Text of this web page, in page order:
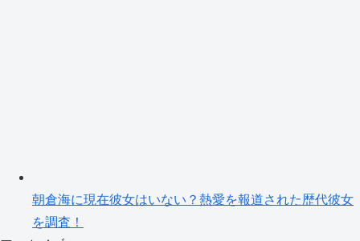
朝倉海に現在彼女はいない？熱愛を報道された歴代彼女
を調査！